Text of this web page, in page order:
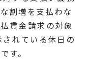
割増を支払わな
賃金請求の対象
れている休日の
す。